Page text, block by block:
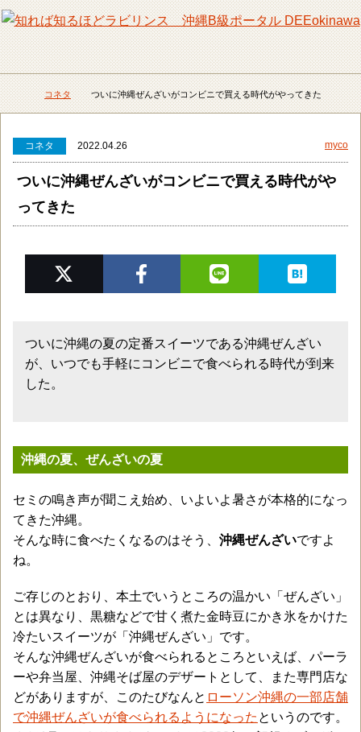
メニュー 検
DEEokinawaトップ
コネタ ついに沖縄ぜんざいがコンビニで買える時代がやってきた
コネタ 2022.04.26 myco
ついに沖縄ぜんざいがコンビニで買える時代がや
ってきた
ついに沖縄の夏の定番スイーツである沖縄ぜんざい
が、いつでも手軽にコンビニで食べられる時代が到来
した。
沖縄の夏、ぜんざいの夏
セミの鳴き声が聞こえ始め、いよいよ暑さが本格的になっ
てきた沖縄。
そんな時に食べたくなるのはそう、 沖縄ぜんざいですよ
ね。
ご存じのとおり、本土でいうところの温かい「ぜんざい」
とは異なり、黒糖などで甘く煮た金時豆にかき氷をかけた
冷たいスイーツが「沖縄ぜんざい」です。
そんな沖縄ぜんざいが食べられるところといえば、パーラ
ーや弁当屋、沖縄そば屋のデザートとして、また専門店な
どがありますが、このたびなんと ローソン沖縄の一部店舗
で沖縄ぜんざいが食べられるようになった というのです。